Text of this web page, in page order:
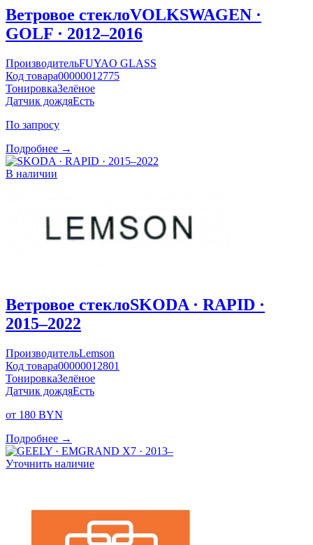
Ветровое стеклоVOLKSWAGEN ·
GOLF · 2012–2016
ПроизводительFUYAO GLASS
Код товара00000012775
ТонировкаЗелёное
Датчик дождяЕсть
По запросу
Подробнее →
В наличии
Ветровое стеклоSKODA · RAPID ·
2015–2022
ПроизводительLemson
Код товара00000012801
ТонировкаЗелёное
Датчик дождяЕсть
от 180 BYN
Подробнее →
Уточнить наличие